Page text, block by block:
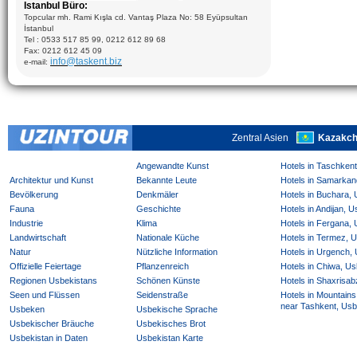
Bukhara:Besuchung Ark Fortress (VII-XIX); Mausoleum Ismail
Samani (X), Medrese Ulugbek (1417), Poi-Kalyan Kompleks:
Minaret Kalyan (XII), Medrese Mir-Arab (XVI), Kalyan Moschee
(XV); Taki-Zargaron Dome Bazar (XVI), Lyabi-Khauz Moschee
(XVI-XVII), Chor-Minor Medrese (1807), Besuchung Sitorai Mokhi
Hosa Palast (XIX-XX), privat Teppiche Fabrik
Chiwa:ganzen Tag Exkursion Program in Ichan- Qala Komplex,
Istanbul Büro:
Topcular mh. Rami Kışla cd. Vantaş Plaza No: 58 Eyüpsultan
İstanbul
Tel : 0533 517 85 99, 0212 612 89 68
Fax: 0212 612 45 09
e-mail: info@taskent.biz
Zentral Asien
Angewandte Kunst
Architektur und Kunst
Bekannte Leute
Bevölkerung
Denkmäler
Fauna
Geschichte
Industrie
Klima
Landwirtschaft
Nationale Küche
Natur
Nützliche Information
Offizielle Feiertage
Pflanzenreich
Regionen Usbekistans
Schönen Künste
Seen und Flüssen
Seidenstraße
Usbeken
Usbekische Sprache
Usbekischer Bräuche
Usbekisches Brot
Usbekistan in Daten
Usbekistan Karte
Hotels in
Hotels in
Hotels in Buchara,
Hotels in Andijan,
Hotels in Fergana,
Hotels in Termez,
Hotels in Urgench,
Hotels in Chiwa,
Hotels in
Hotels in
near Tashkent,